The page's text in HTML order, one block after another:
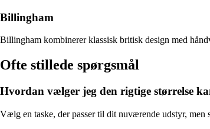
Billingham
Billingham kombinerer klassisk britisk design med
Ofte stillede spørgsmål
Hvordan vælger jeg den rigtige størrelse
Vælg en taske, der passer til dit nuværende udstyr,